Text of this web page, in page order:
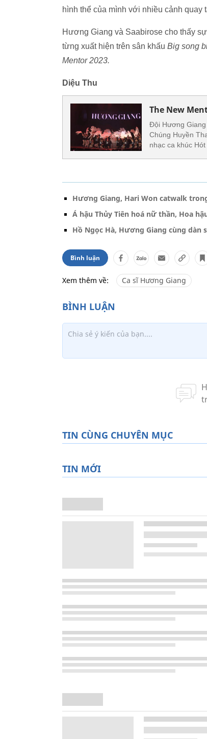
hình thể của mình với nhiều cảnh quay
Hương Giang và Saabirose cho thấy
từng xuất hiện trên sân khấu Big song
Mentor 2023.
Diệu Thu
The New
Đội Hương Giang
Chúng Huyền
nhạc ca khúc
Hương Giang, Hari Won catwalk
Á hậu Thủy Tiên hoá nữ thần, Hoa
Hồ Ngọc Hà, Hương Giang cùng dàn
Bình luận
Xem thêm về: Ca sĩ Hương Giang
TIN CÙNG CHUYÊN MỤC
TIN MỚI